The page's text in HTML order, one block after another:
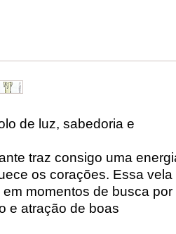
de luz, sabedoria e
traz consigo uma
os corações. Essa vela
momentos de busca por
e atração de boas